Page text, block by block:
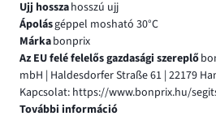
Ujj hosszahosszú ujj
Ápolásgéppel mosható 30°C
Márkabonprix
Az EU felé felelős gazdasági szereplő
mbH | Haldesdorfer Straße 61 | 22179
Kapcsolat: https://www.bonprix.hu/
További információ